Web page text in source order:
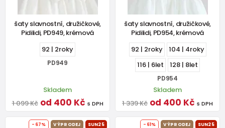
šaty slavnostní, družičkové,
Pidilidi, PD949, krémová
92 | 2roky
PD949
Skladem
1 099 Kč od 400 Kč s DPH
šaty slavnostní, družičkové,
Pidilidi, PD954, krémová
92 | 2roky
104 | 4roky
116 | 6let
128 | 8let
PD954
Skladem
1 339 Kč od 400 Kč s DPH
-67% VÝPRODEJ SUN25 -61% VÝPRODEJ SUN25